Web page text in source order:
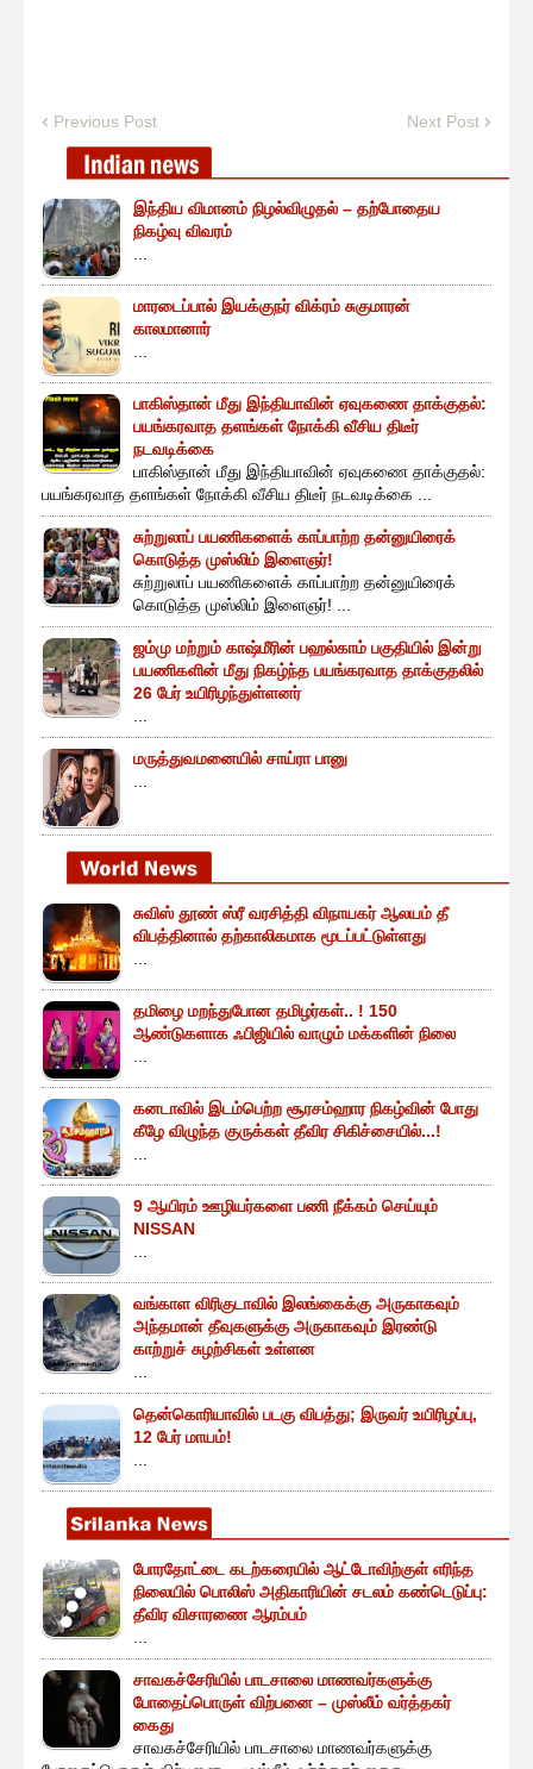
Previous Post Next Post
இந்திய விமானம் நிழல்விழுதல் – தற்போதைய
நிகழ்வு விவரம்
...
மாரடைப்பால் இயக்குநர் விக்ரம் சுகுமாரன்
காலமானார்
...
பாகிஸ்தான் மீது இந்தியாவின் ஏவுகணை தாக்குதல்:
பயங்கரவாத தளங்கள் நோக்கி வீசிய திடீர்
நடவடிக்கை
பாகிஸ்தான் மீது இந்தியாவின் ஏவுகணை தாக்குதல்:
பயங்கரவாத தளங்கள் நோக்கி வீசிய திடீர் நடவடிக்கை ...
சுற்றுலாப் பயணிகளைக் காப்பாற்ற தன்னுயிரைக்
கொடுத்த முஸ்லிம் இளைஞர்!
சுற்றுலாப் பயணிகளைக் காப்பாற்ற தன்னுயிரைக்
கொடுத்த முஸ்லிம் இளைஞர்! ...
ஜம்மு மற்றும் காஷ்மீரின் பஹல்காம் பகுதியில் இன்று
பயணிகளின் மீது நிகழ்ந்த பயங்கரவாத தாக்குதலில்
26 பேர் உயிரிழந்துள்ளனர்
...
மருத்துவமனையில் சாய்ரா பானு
...
சுவிஸ் தூண் ஸ்ரீ வரசித்தி விநாயகர் ஆலயம் தீ
விபத்தினால் தற்காலிகமாக மூடப்பட்டுள்ளது
...
தமிழை மறந்துபோன தமிழர்கள்.. ! 150
ஆண்டுகளாக ஃபிஜியில் வாழும் மக்களின் நிலை
...
கனடாவில் இடம்பெற்ற சூரசம்ஹார நிகழ்வின் போது
கீழே விழுந்த குருக்கள் தீவிர சிகிச்சையில்...!
...
9 ஆயிரம் ஊழியர்களை பணி நீக்கம் செய்யும்
NISSAN
...
வங்காள விரிகுடாவில் இலங்கைக்கு அருகாகவும்
அந்தமான் தீவுகளுக்கு அருகாகவும் இரண்டு
காற்றுச் சுழற்சிகள் உள்ளன
...
தென்கொரியாவில் படகு விபத்து; இருவர் உயிரிழப்பு,
12 பேர் மாயம்!
...
போரதோட்டை கடற்கரையில் ஆட்டோவிற்குள் எரிந்த
நிலையில் பொலிஸ் அதிகாரியின் சடலம் கண்டெடுப்பு:
தீவிர விசாரணை ஆரம்பம்
...
சாவகச்சேரியில் பாடசாலை மாணவர்களுக்கு
போதைப்பொருள் விற்பனை – முஸ்லீம் வர்த்தகர்
கைது
சாவகச்சேரியில் பாடசாலை மாணவர்களுக்கு